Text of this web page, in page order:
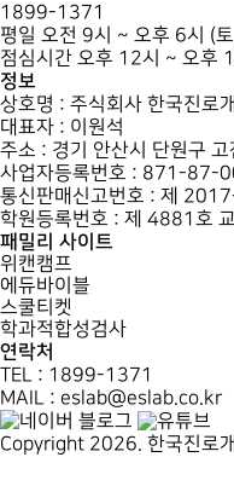
1899-1371
평일 오전 9시 ~ 오후 6시 (
점심시간 오후 12시 ~ 오후 1
정보
상호명 : 주식회사 한국진로
대표자 : 이원석
주소 : 경기 안산시 단원구
사업자등록번호 : 871-87-
통신판매신고번호 : 제
학원등록번호 : 제 4881호
패밀리 사이트
위캔캠프
에듀바이블
스쿨티켓
학과적합성검사
연락처
TEL : 1899-1371
MAIL : eslab@eslab.co.kr
Copyright 2026. 한국진로